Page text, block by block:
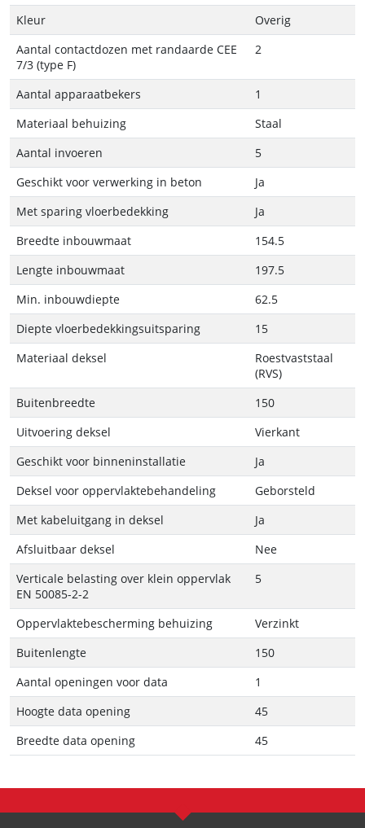
Kleur
Overig
Aantal contactdozen met randaarde CEE
7/3 (type F)
2
Aantal apparaatbekers
1
Materiaal behuizing
Staal
Aantal invoeren
5
Geschikt voor verwerking in beton
Ja
Met sparing vloerbedekking
Ja
Breedte inbouwmaat
154.5
Lengte inbouwmaat
197.5
Min. inbouwdiepte
62.5
Diepte vloerbedekkingsuitsparing
15
Materiaal deksel
Roestvaststaal
(RVS)
Buitenbreedte
150
Uitvoering deksel
Vierkant
Geschikt voor binneninstallatie
Ja
Deksel voor oppervlaktebehandeling
Geborsteld
Met kabeluitgang in deksel
Ja
Afsluitbaar deksel
Nee
Verticale belasting over klein oppervlak
EN 50085-2-2
5
Oppervlaktebescherming behuizing
Verzinkt
Buitenlengte
150
Aantal openingen voor data
1
Hoogte data opening
45
Breedte data opening
45